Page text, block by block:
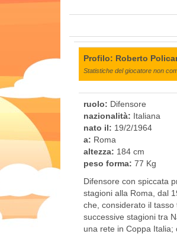
Profilo: Roberto
Statistiche del giocatore non
ruolo: Difensore
nazionalità: Italiana
nato il: 19/2/1964
a: Roma
altezza: 184 cm
peso forma: 77 Kg
Difensore con spiccata
stagioni alla Roma, dal
che, considerato il
successive stagioni tra
una rete in Coppa Italia;